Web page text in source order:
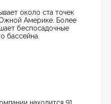
около ста точек
Америке. Более
беспосадочные
бассейна.